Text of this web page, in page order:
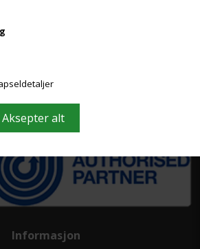
Handel A/S © 2009
Tlf. +45 36 86 80 80
Informasjon